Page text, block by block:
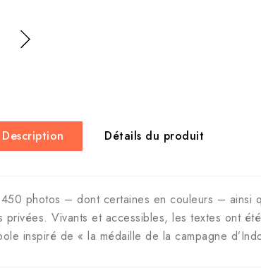
Description Détails du produit
photos – dont certaines en couleurs – ainsi
privées. Vivants et accessibles, les textes ont
inspiré de « la médaille de la campagne